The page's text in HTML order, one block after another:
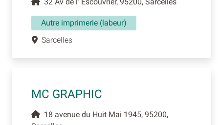
Autre imprimerie (labeur)
Sarcelles
MC GRAPHIC
18 avenue du Huit Mai 1945, 95200,